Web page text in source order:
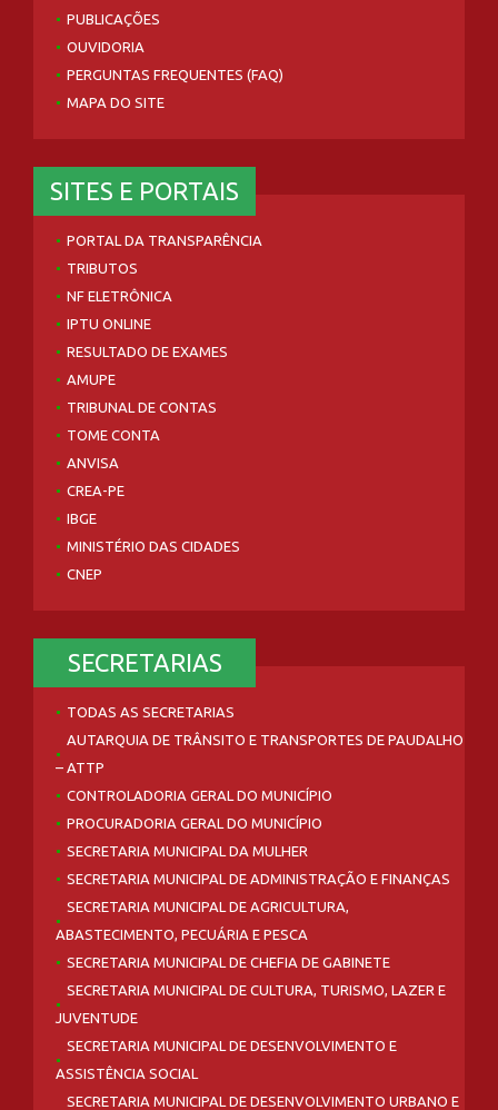
PUBLICAÇÕES
OUVIDORIA
PERGUNTAS FREQUENTES (FAQ)
MAPA DO SITE
SITES E PORTAIS
PORTAL DA TRANSPARÊNCIA
TRIBUTOS
NF ELETRÔNICA
IPTU ONLINE
RESULTADO DE EXAMES
AMUPE
TRIBUNAL DE CONTAS
TOME CONTA
ANVISA
CREA-PE
IBGE
MINISTÉRIO DAS CIDADES
CNEP
SECRETARIAS
TODAS AS SECRETARIAS
AUTARQUIA DE TRÂNSITO E TRANSPORTES DE PAUDALHO
– ATTP
CONTROLADORIA GERAL DO MUNICÍPIO
PROCURADORIA GERAL DO MUNICÍPIO
SECRETARIA MUNICIPAL DA MULHER
SECRETARIA MUNICIPAL DE ADMINISTRAÇÃO E FINANÇAS
SECRETARIA MUNICIPAL DE AGRICULTURA,
ABASTECIMENTO, PECUÁRIA E PESCA
SECRETARIA MUNICIPAL DE CHEFIA DE GABINETE
SECRETARIA MUNICIPAL DE CULTURA, TURISMO, LAZER E
JUVENTUDE
SECRETARIA MUNICIPAL DE DESENVOLVIMENTO E
ASSISTÊNCIA SOCIAL
SECRETARIA MUNICIPAL DE DESENVOLVIMENTO URBANO E